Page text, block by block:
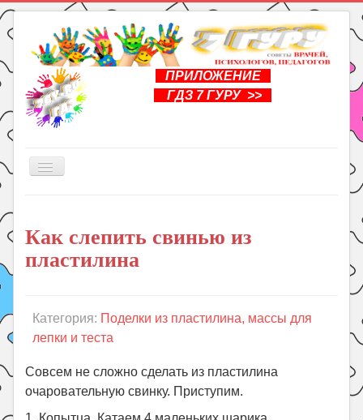
ПРИЛОЖЕНИЕ
ГДЗ 7 ГУРУ >>
Включить/
Книги
Рукоделие
Уроки
ГДЗ
Праздники
Психология
Как слепить свинью из
пластилина
Категория: Поделки из пластилина, массы для
лепки и теста
Совсем не сложно сделать из пластилина
очаровательную свинку. Приступим.